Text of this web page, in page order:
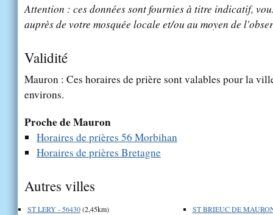
Attention : ces données sont fournies à titre indicatif,
auprès de votre mosquée locale et/ou au moyen de
Validité
Mauron : Ces horaires de prière sont valables pour la
environs.
Proche de Mauron
Horaires de prières 56 Morbihan
Horaires de prières Bretagne
Autres villes
ST LERY - 56430(2,45km)
ST BRIEUC DE